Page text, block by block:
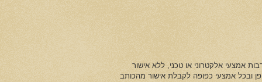
אמצעי אלקטרוני או טכני, ללא אישור
ובכל אמצעי כפופה לקבלת אישור מהכותב